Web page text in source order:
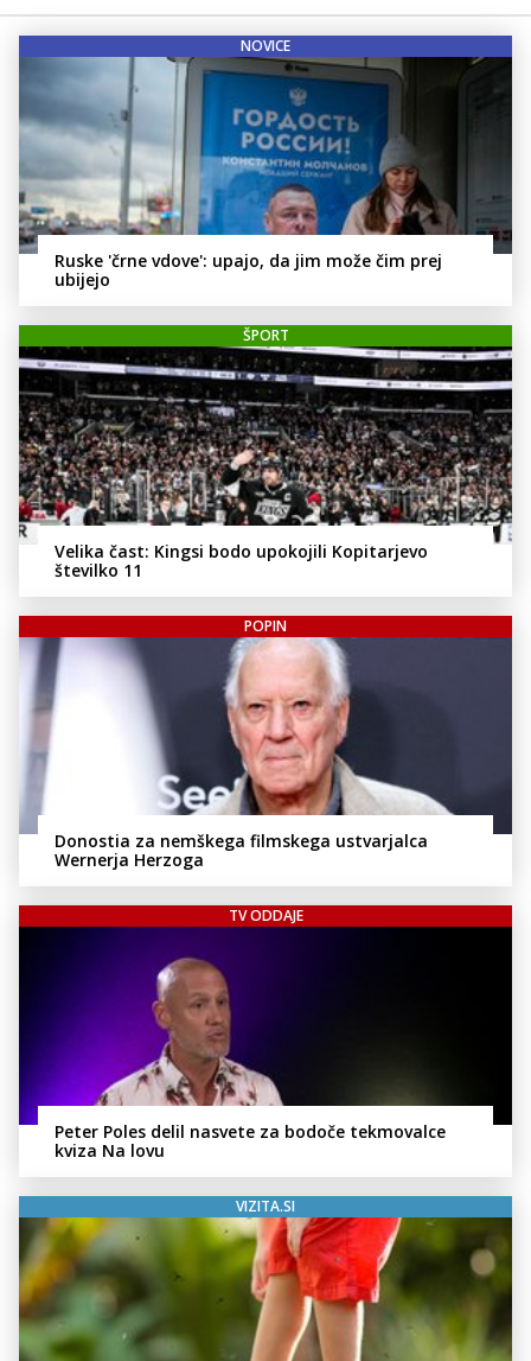
NOVICE
Ruske 'črne vdove': upajo, da jim može čim prej
ubijejo
ŠPORT
Velika čast: Kingsi bodo upokojili Kopitarjevo
številko 11
POPIN
Donostia za nemškega filmskega ustvarjalca
Wernerja Herzoga
TV ODDAJE
Peter Poles delil nasvete za bodoče tekmovalce
kviza Na lovu
VIZITA.SI